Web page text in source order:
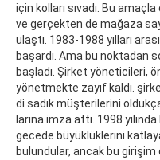
için kolları sıvadı. Bu amaçla
ve gerçekten de mağaza
ulaştı. 1983-1988 yılları
başardı. Ama bu noktadan
başladı. Şirket yöneticileri,
yönetmekte zayıf kaldı.
di sa­dık müş­te­ri­le­ri­ni
la­rına im­za at­tı. 1998
gecede büyüklüklerini
bulundular, ancak bu girişim